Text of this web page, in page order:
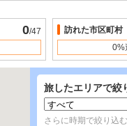
0/47
訪れた市区町村
0%
旅したエリアで絞
さらに時期で絞り込む